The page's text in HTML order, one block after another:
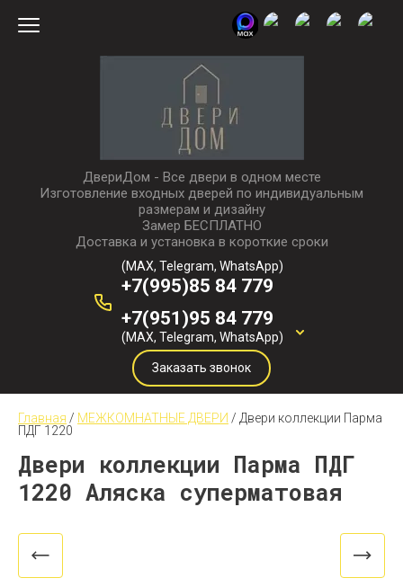
ДвериДом - Все двери в одном месте
Изготовление входных дверей по индивидуальным
размерам и дизайну
Замер БЕСПЛАТНО
Доставка и установка в короткие сроки
(MAX, Telegram, WhatsApp)
+7(995)85 84 779
(MAX, Telegram, WhatsApp)
+7(951)95 84 779
Заказать звонок
Главная / МЕЖКОМНАТНЫЕ ДВЕРИ / Двери коллекции Парма
ПДГ 1220
Двери коллекции Парма ПДГ
1220 Аляска суперматовая